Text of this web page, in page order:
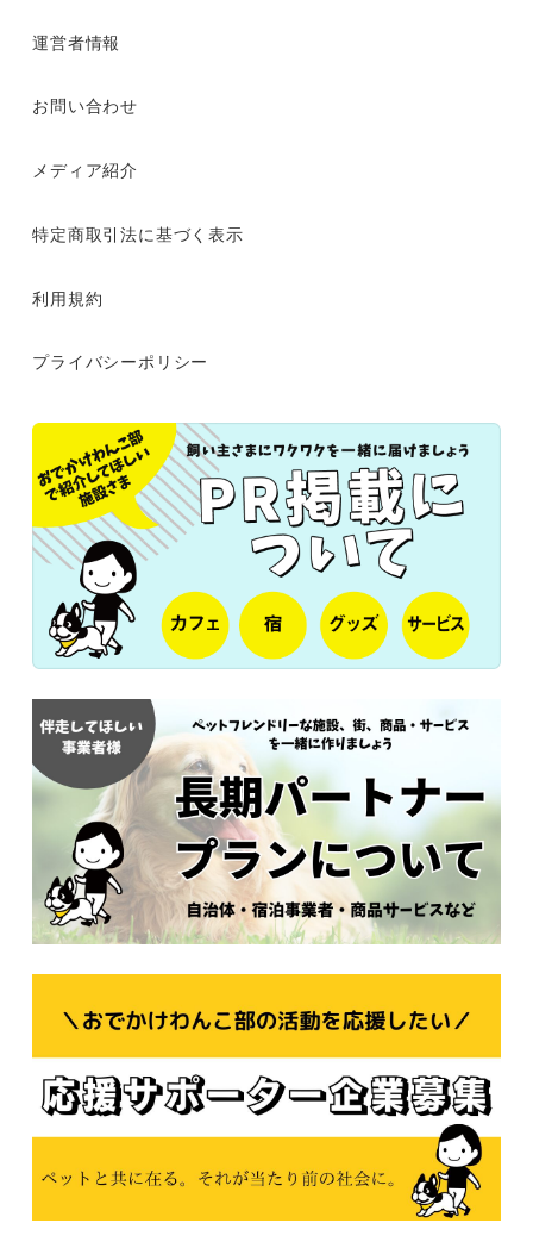
運営者情報
お問い合わせ
メディア紹介
特定商取引法に基づく表示
利用規約
プライバシーポリシー